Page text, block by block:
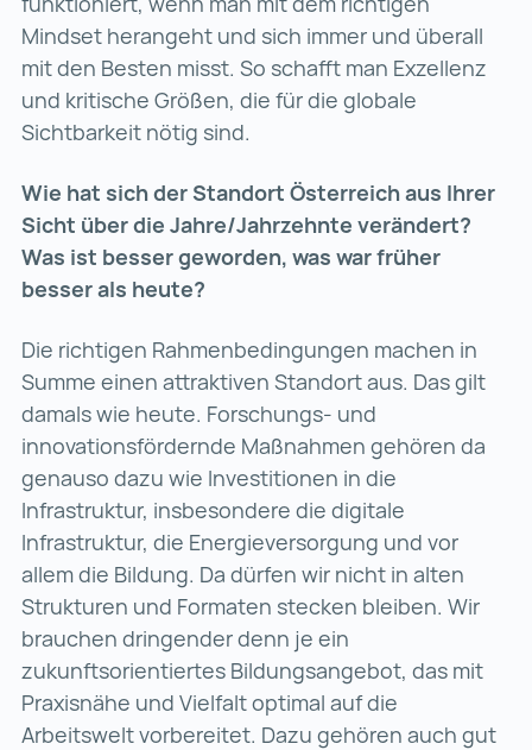
Mindset herangeht und sich immer und überall
mit den Besten misst. So schafft man Exzellenz
und kritische Größen, die für die globale
Sichtbarkeit nötig sind.
Wie hat sich der Standort Österreich aus Ihrer
Sicht über die Jahre/Jahrzehnte verändert?
Was ist besser geworden, was war früher
besser als heute?
Die richtigen Rahmenbedingungen machen in
Summe einen attraktiven Standort aus. Das gilt
damals wie heute. Forschungs- und
innovationsfördernde Maßnahmen gehören da
genauso dazu wie Investitionen in die
Infrastruktur, insbesondere die digitale
Infrastruktur, die Energieversorgung und vor
allem die Bildung. Da dürfen wir nicht in alten
Strukturen und Formaten stecken bleiben. Wir
brauchen dringender denn je ein
zukunftsorientiertes Bildungsangebot, das mit
Praxisnähe und Vielfalt optimal auf die
Arbeitswelt vorbereitet. Dazu gehören auch gut